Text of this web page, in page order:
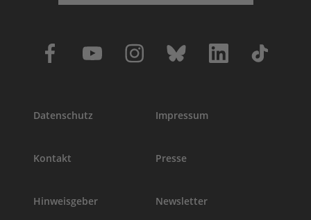
Datenschutz Impressum
Kontakt Presse
Hinweisgeber Newsletter